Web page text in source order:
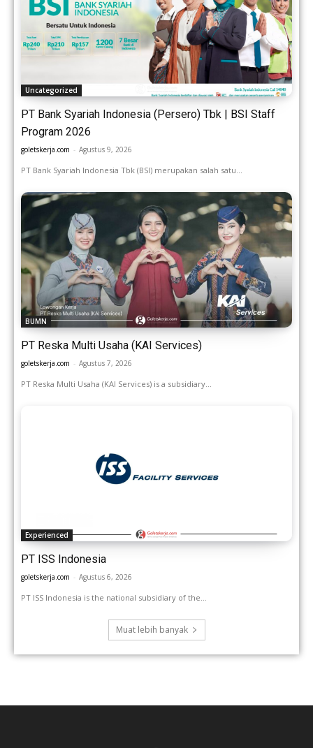
Uncategorized
PT Bank Syariah Indonesia (Persero) Tbk | BSI Staff
Program 2026
goletskerja.com - Agustus 9, 2026
PT Bank Syariah Indonesia Tbk (BSI) merupakan salah satu...
BUMN
PT Reska Multi Usaha (KAI Services)
goletskerja.com - Agustus 7, 2026
PT Reska Multi Usaha (KAI Services) is a subsidiary...
Experienced
PT ISS Indonesia
goletskerja.com - Agustus 6, 2026
PT ISS Indonesia is the national subsidiary of the...
Muat lebih banyak